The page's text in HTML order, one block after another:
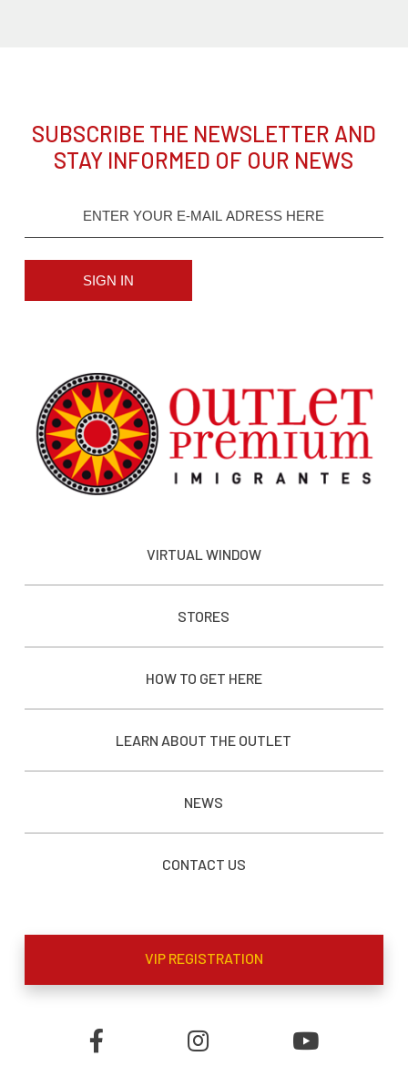
SUBSCRIBE THE NEWSLETTER AND
STAY INFORMED OF OUR NEWS
SIGN IN
VIRTUAL WINDOW
STORES
HOW TO GET HERE
LEARN ABOUT THE OUTLET
NEWS
CONTACT US
VIP REGISTRATION